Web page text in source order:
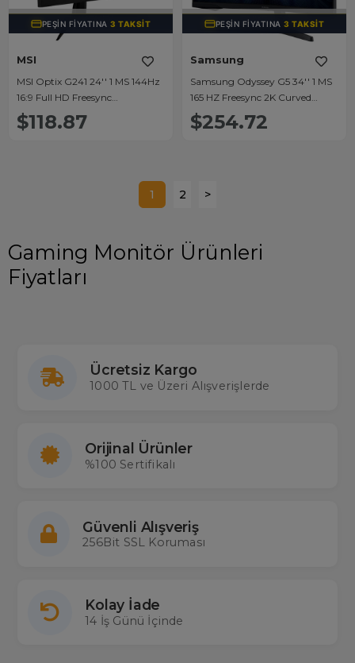
TÜKENDI
PEŞIN FIYATINA3 TAKSIT
MSI
MSI Optix G241 24'' 1 MS 144Hz
16:9 Full HD Freesync
HDMI/Display Port Gaming
Monitör
$118.87
TÜKENDI
PEŞIN FIYATINA3 TAKSIT
Samsung
Samsung Odyssey G5 34'' 1 MS
165 HZ Freesync 2K Curved
Gaming Monitör
(C34G55TQWR)
$254.72
1 2 >
Gaming Monitör Ürünleri
Fiyatları
Ücretsiz Kargo
1000 TL ve Üzeri Alışverişlerde
Orijinal Ürünler
%100 Sertifikalı
Güvenli Alışveriş
256Bit SSL Koruması
Kolay İade
14 İş Günü İçinde